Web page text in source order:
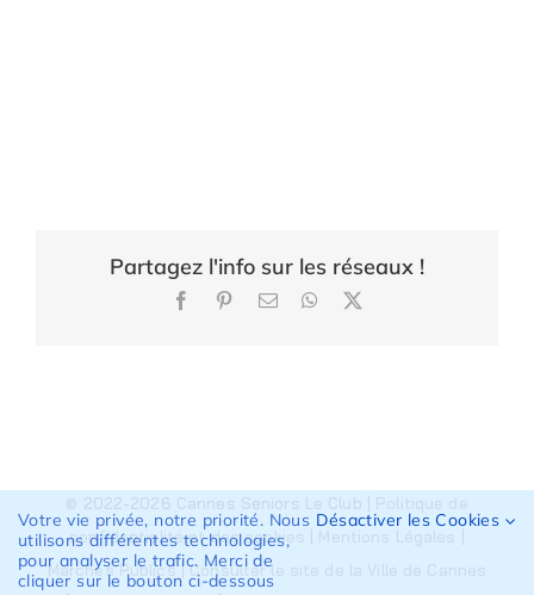
Partagez l'info sur les réseaux !
FacebookPinterest
Email WhatsApp
confidentialité et des cookies
Marchés Publics|Consulter le site de la Ville de Cannes
Votre vie privée, notre priorité. Nous
utilisons différentes technologies,
pour analyser le trafic. Merci de
cliquer sur le bouton ci-dessous
Désactiver les Cookies